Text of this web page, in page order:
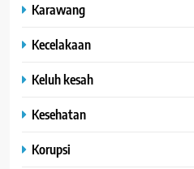
Karawang
Kecelakaan
Keluh kesah
Kesehatan
Korupsi